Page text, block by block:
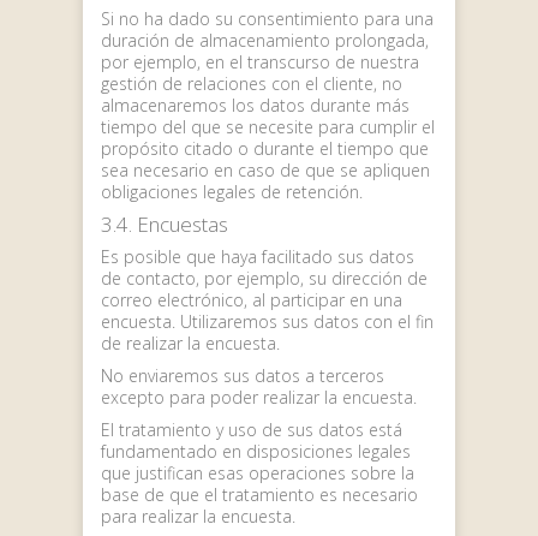
Si no ha dado su consentimiento para una
duración de almacenamiento prolongada,
por ejemplo, en el transcurso de nuestra
gestión de relaciones con el cliente, no
almacenaremos los datos durante más
tiempo del que se necesite para cumplir el
propósito citado o durante el tiempo que
sea necesario en caso de que se apliquen
obligaciones legales de retención.
3.4. Encuestas
Es posible que haya facilitado sus datos
de contacto, por ejemplo, su dirección de
correo electrónico, al participar en una
encuesta. Utilizaremos sus datos con el fin
de realizar la encuesta.
No enviaremos sus datos a terceros
excepto para poder realizar la encuesta.
El tratamiento y uso de sus datos está
fundamentado en disposiciones legales
que justifican esas operaciones sobre la
base de que el tratamiento es necesario
para realizar la encuesta.